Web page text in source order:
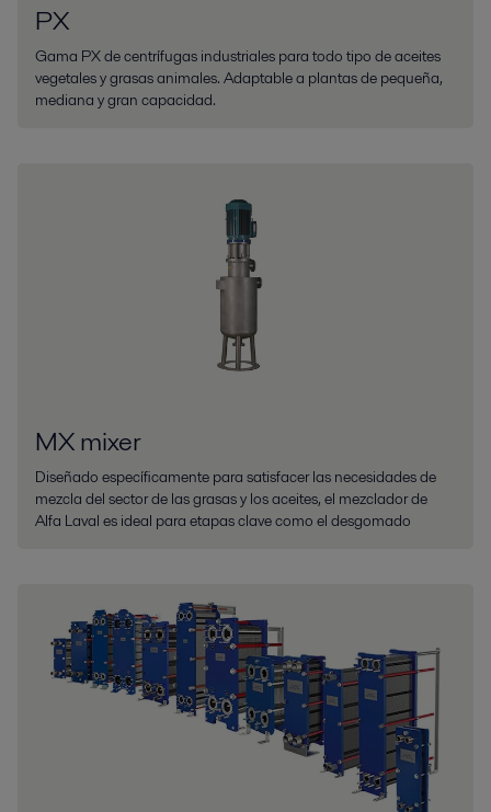
PX
Gama PX de centrífugas industriales para todo tipo de aceites
vegetales y grasas animales. Adaptable a plantas de pequeña,
mediana y gran capacidad.
MX mixer
Diseñado específicamente para satisfacer las necesidades de
mezcla del sector de las grasas y los aceites, el mezclador de
Alfa Laval es ideal para etapas clave como el desgomado